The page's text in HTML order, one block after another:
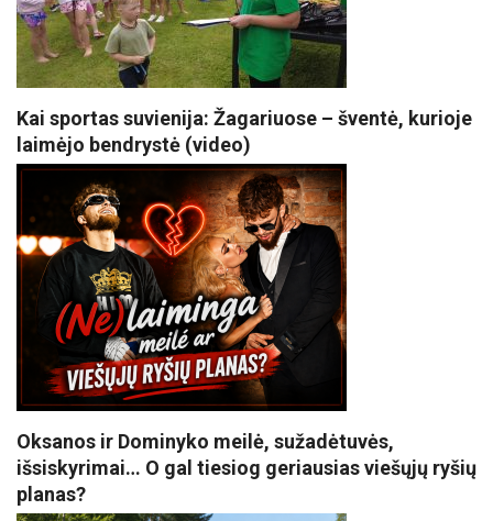
Kai sportas suvienija: Žagariuose – šventė, kurioje
laimėjo bendrystė (video)
Oksanos ir Dominyko meilė, sužadėtuvės,
išsiskyrimai… O gal tiesiog geriausias viešųjų ryšių
planas?